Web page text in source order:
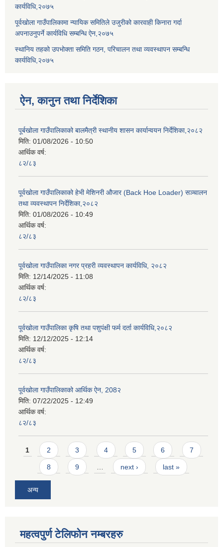
कार्यविधि,२०७५
पूर्वखोला गाउँपालिकामा न्यायिक समितिले उजुरीको कारवाही किनारा गर्दा
अपनाउनुपर्ने कार्यविधि सम्बन्धि ऐन,२०७५
स्थानिय तहको उपभोक्ता समिति गठन, परिचालन तथा व्यवस्थापन सम्बन्धि
कार्यविधि,२०७५
ऐन, कानुन तथा निर्देशिका
पूर्बखोला गाउँपालिकाको बालमैत्री स्थानीय शासन कार्यान्वयन निर्देशिका,२०८२
मिति: 01/08/2026 - 10:50
आर्थिक वर्ष:
८२/८३
पूर्वखोला गाउँपालिकाको हेभी मेशिनरी औजार (Back Hoe Loader) सञ्चालन
तथा व्यवस्थापन निर्देशिका,२०८२
मिति: 01/08/2026 - 10:49
आर्थिक वर्ष:
८२/८३
पूर्वखोला गाउँपालिका नगर प्रहरी व्यवस्थापन कार्यविधि, २०८२
मिति: 12/14/2025 - 11:08
आर्थिक वर्ष:
८२/८३
पूर्वखोला गाउँपालिका कृषि तथा पशुपंक्षी फर्म दर्ता कार्यविधि,२०८२
मिति: 12/12/2025 - 12:14
आर्थिक वर्ष:
८२/८३
पूर्वखोला गाउँपालिकाको आर्थिक ऐन, 208२
मिति: 07/22/2025 - 12:49
आर्थिक वर्ष:
८२/८३
Pages
1 2 3 4 5 6 7
8 9 next › last »
अन्य
महत्वपुर्ण टेलिफोन नम्बरहरु